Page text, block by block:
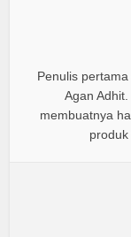
Penulis
Agan
membuatnya